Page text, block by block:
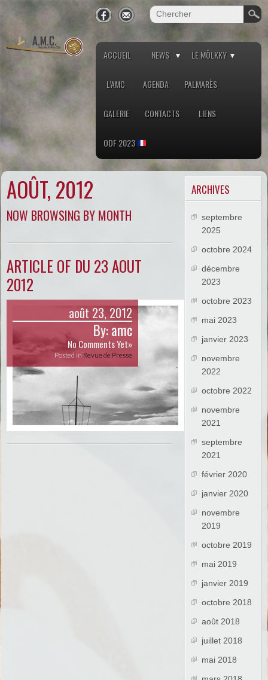
ACCUEIL NEWS LE MÖLKKY
L’AMC AGENDA PALMARÈS
GALERIE CONTACTS LIENS
ODF 2023
AOÛT, 2012
NOW BROWSING BY MONTH
ARTICLE OF DU 23 AOUT
2012
août 23, 2012
By:amc
No Comments Yet»
Posted in Revue de Presse
ARCHIVES
septembre
2025
octobre 2024
décembre
2023
octobre 2023
mai 2023
janvier 2023
novembre
2022
octobre 2022
novembre
2021
septembre
2021
février 2020
janvier 2020
novembre
2019
octobre 2019
mai 2019
janvier 2019
octobre 2018
août 2018
juillet 2018
mai 2018